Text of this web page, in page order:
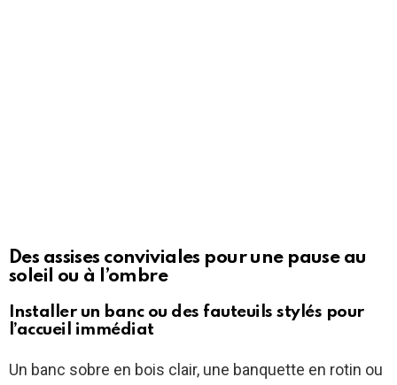
Des assises conviviales pour une pause au
soleil ou à l’ombre
Installer un banc ou des fauteuils stylés pour
l’accueil immédiat
Un banc sobre en bois clair, une banquette en rotin ou